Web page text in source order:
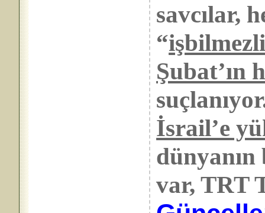
savcılar,
“
Şubat’ın
İsrail’e
var, TRT